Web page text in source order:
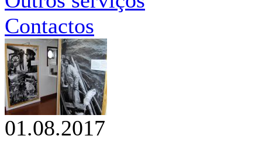
Contactos
01.08.2017